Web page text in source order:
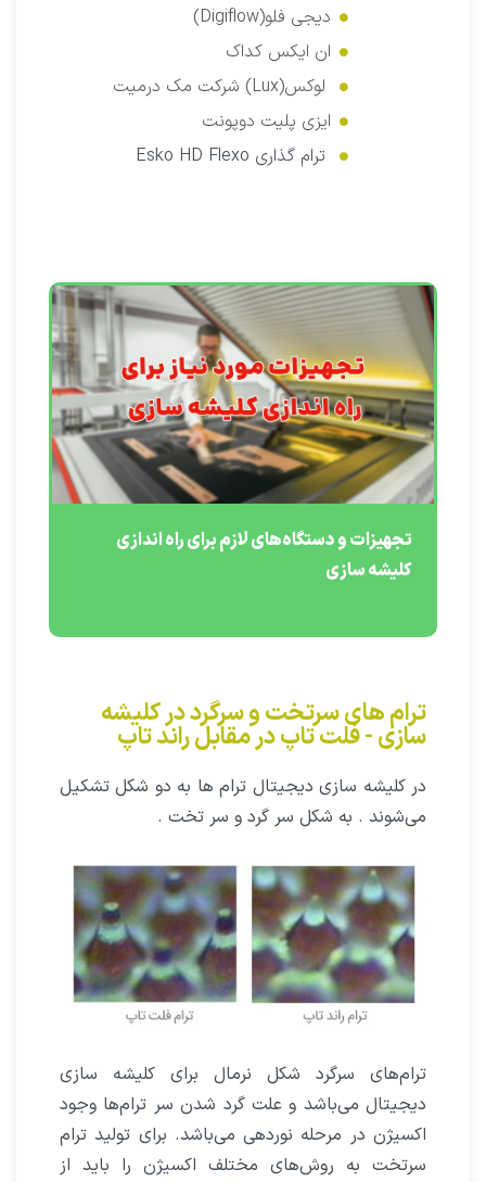
دیجی فلو(Digiflow)
ان‌ ایکس کداک
لوکس(Lux) شرکت مک درمیت
ایزی پلیت دوپونت
ترام گذاری Esko HD Flexo
تجهیزات و دستگاه‌های لازم برای راه اندازی
کلیشه سازی
ترام‌ های سرتخت و سرگرد در کلیشه
سازی - فلت تاپ در مقابل راند تاپ
در کلیشه سازی دیجیتال ترام ها به دو شکل تشکیل
می‌شوند . به شکل سر گرد و سر تخت .
ترام‌های سرگرد شکل نرمال برای کلیشه سازی
دیجیتال می‌باشد و علت گرد شدن سر ترام‌ها وجود
اکسیژن در مرحله نوردهی می‌باشد. برای تولید ترام
سرتخت به روش‌های مختلف اکسیژن را باید از